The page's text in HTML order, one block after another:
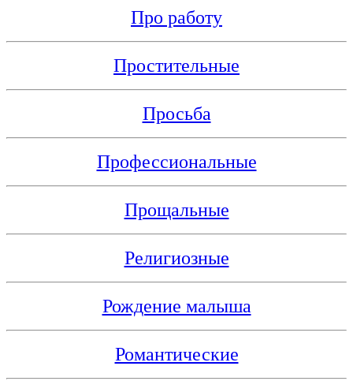
Про работу
Простительные
Просьба
Профессиональные
Прощальные
Религиозные
Рождение малыша
Романтические